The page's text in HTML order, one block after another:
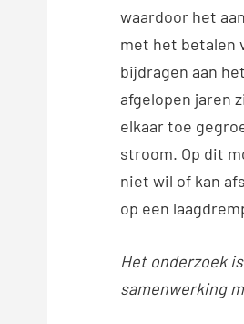
waardoor het
met het betalen
bijdragen aan
afgelopen jaren
elkaar toe
stroom. Op dit
niet wil of kan
op een
Het onderzoek
samenwerking